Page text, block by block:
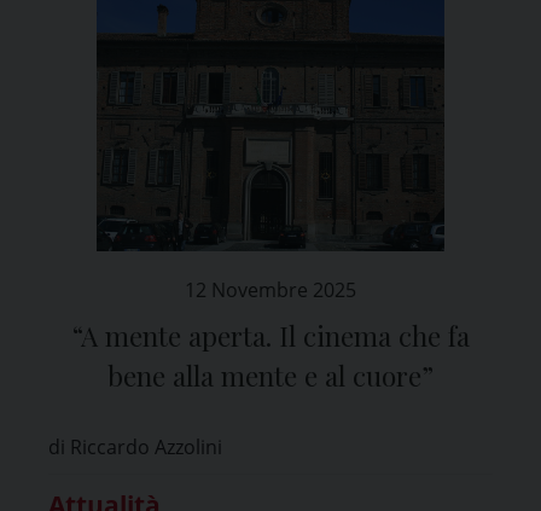
12 Novembre 2025
“A mente aperta. Il cinema che fa
bene alla mente e al cuore”
di Riccardo Azzolini